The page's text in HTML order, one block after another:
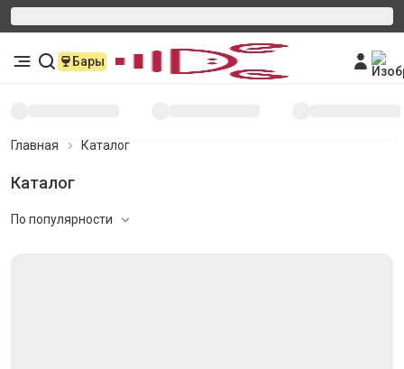
Бары
Главная Каталог
Каталог
По популярности